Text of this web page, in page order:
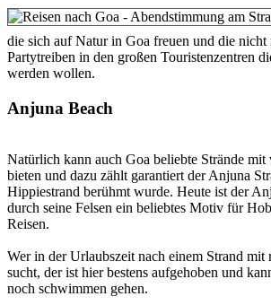
die sich auf Natur in Goa freuen und die nicht
Partytreiben in den großen Touristenzentren
werden wollen.
Anjuna Beach
Natürlich kann auch Goa beliebte Strände mit
bieten und dazu zählt garantiert der Anjuna
Hippiestrand berühmt wurde. Heute ist der
durch seine Felsen ein beliebtes Motiv für
Reisen.
Wer in der Urlaubszeit nach einem Strand mit
sucht, der ist hier bestens aufgehoben und
noch schwimmen gehen.